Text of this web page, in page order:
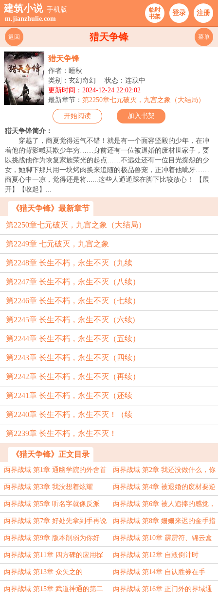
建筑小说 手机版
m.jianzhulie.com
临时
书架
登录 注册
猎天争锋
返回 菜单
猎天争锋
作者：睡秋
类别：玄幻奇幻
状态：连载中
更新时间：2024-12-24 22:02:02
最新章节： 第2250章七元破灭，九宫之象（大结局）
开始阅读 加入书架
猎天争锋简介：
穿越了，商夏觉得运气不错！就是有一个面容坚毅的少年，在冲
着他的背影喊莫欺少年穷……身前还有一位被退婚的废材世家子，要
以挑战他作为恢复家族荣光的起点……不远处还有一位目光痴怨的少
女，她脚下那只用一块烤肉换来追随的极品兽宠，正冲着他呲牙……
商夏心中一凉，觉得还是将......这些人通通踩在脚下比较放心！ 【展
开】【收起】...
《猎天争锋》最新章节
第2250章七元破灭，九宫之象（大结局）
第2249章 七元破灭，九宫之象
第2248章 长生不朽，永生不灭（九续
第2247章 长生不朽，永生不灭（八续）
第2246章 长生不朽，永生不灭（七续）
第2245章 长生不朽，永生不灭（六续)
第2244章 长生不朽，永生不灭（五续）
第2243章 长生不朽，永生不灭（四续）
第2242章 长生不朽，永生不灭（再续）
第2241章 长生不朽，永生不灭（还续
第2240章 长生不朽，永生不灭！（续
第2239章 长生不朽，永生不灭！
《猎天争锋》正文目录
两界战域 第1章 通幽学院的外舍首
席
两界战域 第2章 我还没做什么，你
就……
两界战域 第3章 我没想着炫耀 两界战域 第4章 被退婚的废材要逆
袭
两界战域 第5章 听名字就像反派 两界战域 第6章 被人追捧的感觉，
暗爽
两界战域 第7章 好处先拿到手再说 两界战域 第8章 姗姗来迟的金手指
两界战域 第9章 版本削弱为你好 两界战域 第10章 霹雳符、锦云盒
两界战域 第11章 四方碑的应用探
索
两界战域 第12章 自毁倒计时
两界战域 第13章 众矢之的 两界战域 第14章 自认胜券在手
两界战域 第15章 武道神通的第二 两界战域 第16章 正门外的界域通